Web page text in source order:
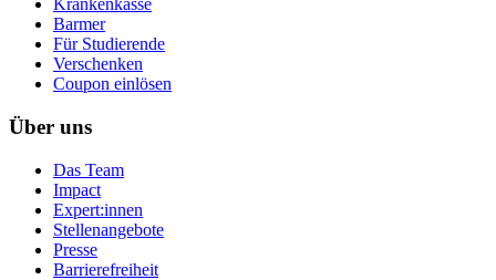
Krankenkasse
Barmer
Für Studierende
Ver­schen­ken
Coupon einlösen
Über uns
Das Team
Impact
Expert:innen
Stellenangebote
Presse
Barrierefreiheit